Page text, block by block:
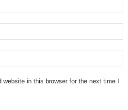
website in this browser for the next time I